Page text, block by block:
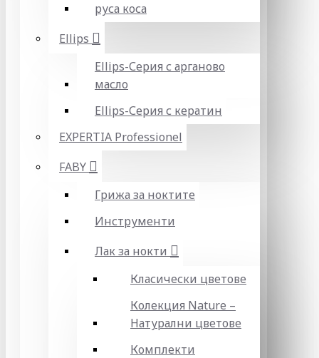
руса коса
Ellips
Ellips-Серия с арганово
масло
Ellips-Серия с кератин
EXPERTIA Professionel
FABY
Грижа за ноктите
Инструменти
Лак за нокти
Класически цветове
Колекция Nature –
Натурални цветове
Комплекти